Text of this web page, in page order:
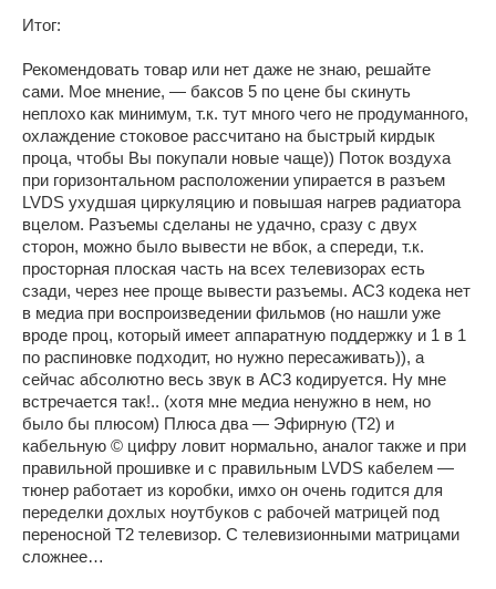
Итог:
Рекомендовать товар или нет даже не знаю, решайте
сами. Мое мнение, — баксов 5 по цене бы скинуть
неплохо как минимум, т.к. тут много чего не продуманного,
охлаждение стоковое рассчитано на быстрый кирдык
проца, чтобы Вы покупали новые чаще)) Поток воздуха
при горизонтальном расположении упирается в разъем
LVDS ухудшая циркуляцию и повышая нагрев радиатора
вцелом. Разъемы сделаны не удачно, сразу с двух
сторон, можно было вывести не вбок, а спереди, т.к.
просторная плоская часть на всех телевизорах есть
сзади, через нее проще вывести разъемы. AC3 кодека нет
в медиа при воспроизведении фильмов (но нашли уже
вроде проц, который имеет аппаратную поддержку и 1 в 1
по распиновке подходит, но нужно пересаживать)), а
сейчас абсолютно весь звук в AC3 кодируется. Ну мне
встречается так!.. (хотя мне медиа ненужно в нем, но
было бы плюсом) Плюса два — Эфирную (T2) и
кабельную © цифру ловит нормально, аналог также и при
правильной прошивке и с правильным LVDS кабелем —
тюнер работает из коробки, имхо он очень годится для
переделки дохлых ноутбуков с рабочей матрицей под
переносной Т2 телевизор. С телевизионными матрицами
сложнее…